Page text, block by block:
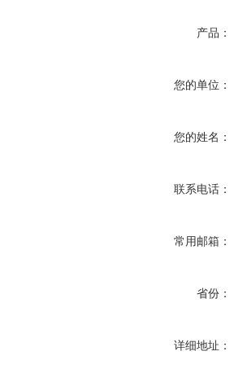
产品：
您的单位：
您的姓名：
联系电话：
常用邮箱：
省份：
详细地址：